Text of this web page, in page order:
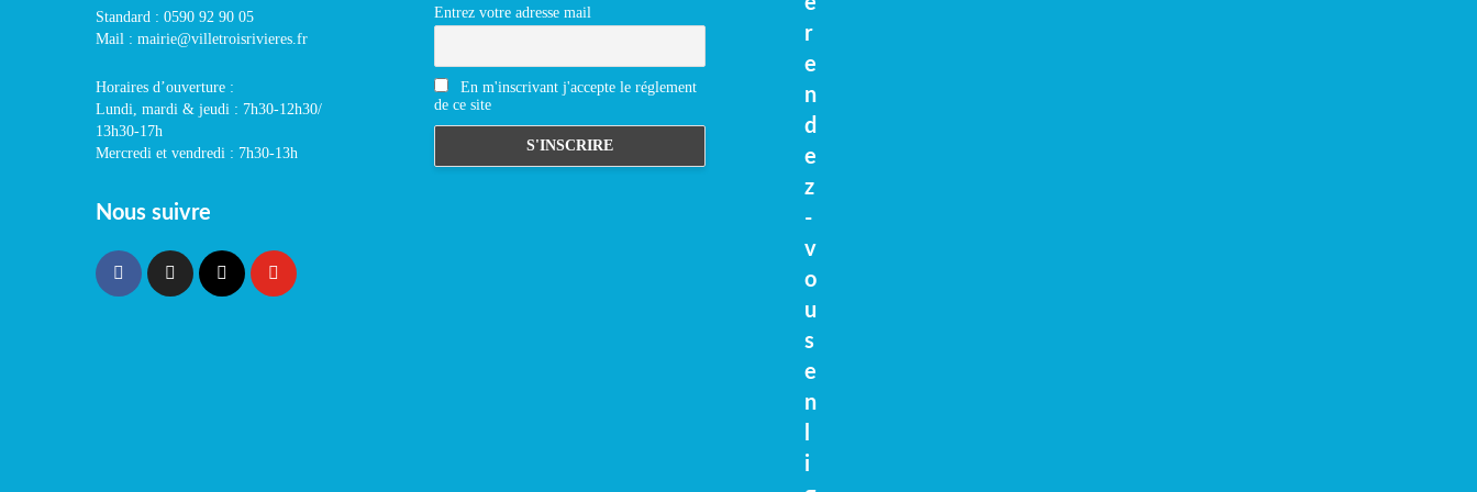
Standard : 0590 92 90 05
Mail : mairie@villetroisrivieres.fr
Horaires d’ouverture :
Lundi, mardi & jeudi : 7h30-12h30/
13h30-17h
Mercredi et vendredi : 7h30-13h
Nous suivre
Entrez votre adresse mail
En m'inscrivant j'accepte le réglement
de ce site
r
e
n
d
e
z
-
v
o
u
s
e
n
i